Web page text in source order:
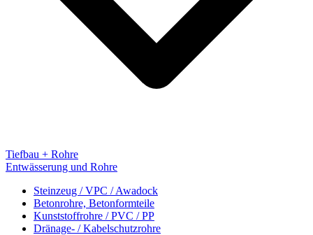
Tiefbau + Rohre
Entwässerung und Rohre
Steinzeug / VPC / Awadock
Betonrohre, Betonformteile
Kunststoffrohre / PVC / PP
Dränage- / Kabelschutzrohre